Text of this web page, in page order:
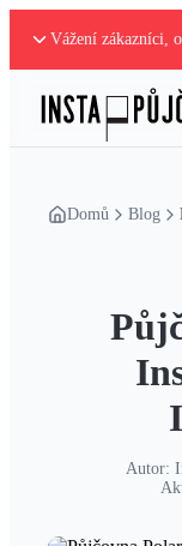
Domů Blog
Autor: